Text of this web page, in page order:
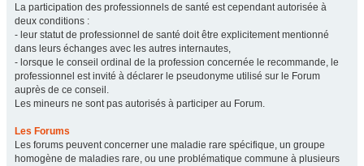
La participation des professionnels de santé est cependant autorisée à
deux conditions :
- leur statut de professionnel de santé doit être explicitement mentionné
dans leurs échanges avec les autres internautes,
- lorsque le conseil ordinal de la profession concernée le recommande, le
professionnel est invité à déclarer le pseudonyme utilisé sur le Forum
auprès de ce conseil.
Les mineurs ne sont pas autorisés à participer au Forum.
Les Forums
Les forums peuvent concerner une maladie rare spécifique, un groupe
homogène de maladies rare, ou une problématique commune à plusieurs